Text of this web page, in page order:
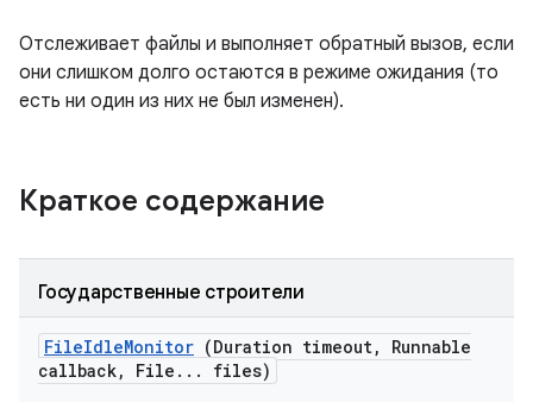
Отслеживает файлы и выполняет обратный вызов, если
они слишком долго остаются в режиме ожидания (то
есть ни один из них не был изменен).
Краткое содержание
Государственные строители
FileIdleMonitor (Duration timeout,
Runnable
callback, File . . . files)